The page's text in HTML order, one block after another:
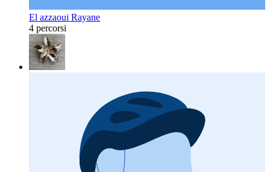
El azzaoui Rayane
4 percorsi